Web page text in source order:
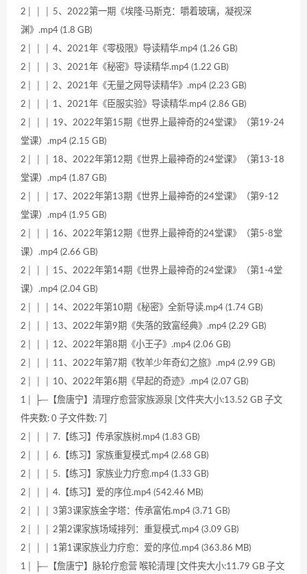
2│ │ │ 5、2022第一期《埃隆·马斯克：嚼着玻璃，凝视深
渊》.mp4 (1.8 GB)
2│ │ │ 4、2021年《零极限》导读精华.mp4 (1.26 GB)
2│ │ │ 3、2021年《秘密》导读精华.mp4 (1.22 GB)
2│ │ │ 2、2021年《无量之网导读精华》.mp4 (2.23 GB)
2│ │ │ 1、2021年《臣服实验》导读精华.mp4 (2.86 GB)
2│ │ │ 19、2022年第15期《世界上最神奇的24堂课》（第19-24
堂课）.mp4 (2.15 GB)
2│ │ │ 18、2022年第12期《世界上最神奇的24堂课》（第13-18
堂课）.mp4 (1.87 GB)
2│ │ │ 17、2022年第13期《世界上最神奇的24堂课》（第9-12
堂课）.mp4 (1.95 GB)
2│ │ │ 16、2022年第12期《世界上最神奇的24堂课》（第5-8堂
课）.mp4 (2.66 GB)
2│ │ │ 15、2022年第14期《世界上最神奇的24堂课》（第1-4堂
课）.mp4 (2.04 GB)
2│ │ │ 14、2022年第10期《秘密》全新导读.mp4 (1.74 GB)
2│ │ │ 13、2022年第9期《失落的致富经典》.mp4 (2.29 GB)
2│ │ │ 12、2022年第8期《小王子》.mp4 (2.06 GB)
2│ │ │ 11、2022年第7期《牧羊少年奇幻之旅》.mp4 (2.99 GB)
2│ │ │ 10、2022年第6期《早起的奇迹》.mp4 (2.07 GB)
1│ ├─【詹唐宁】清理疗愈营家族源泉 [文件夹大小:13.52 GB 子文
件夹数: 0 子文件数: 7]
2│ │ │ 7.【练习】传承家族树.mp4 (1.83 GB)
2│ │ │ 6.【练习】家族重复模式.mp4 (2.68 GB)
2│ │ │ 5.【练习】家族业力疗愈.mp4 (1.33 GB)
2│ │ │ 4.【练习】爱的序位.mp4 (542.46 MB)
2│ │ │ 3第3课家族金字塔：传承富佑.mp4 (3.71 GB)
2│ │ │ 2第2课家族场域排列：重复模式.mp4 (3.09 GB)
2│ │ │ 1第1课家族业力疗愈：爱的序位.mp4 (363.86 MB)
1│ ├─【詹唐宁】脉轮疗愈营 喉轮清理 [文件夹大小:11.79 GB 子文